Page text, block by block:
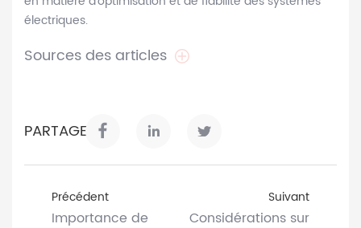
électriques.
Sources des articles
PARTAGER:
Précédent
Importance de
Suivant
Considérations sur